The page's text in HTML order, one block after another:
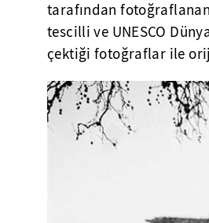
tarafından
tescilli ve UNESCO
çektiği fotoğraflar ile